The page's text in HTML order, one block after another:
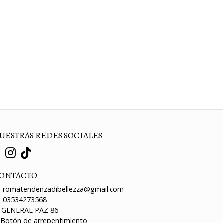
REDES SOCIALES
romatendenzadibellezza@gmail.com
03534273568
GENERAL PAZ 86
de arrepentimiento